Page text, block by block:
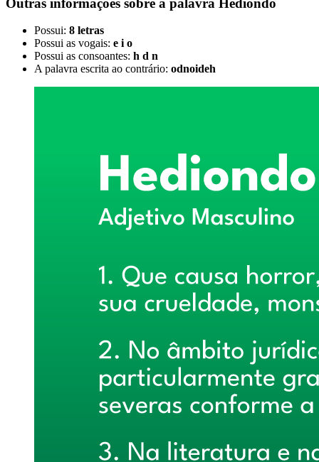
Possui: 8 letras
Possui as vogais: e i o
Possui as consoantes: h d n
A palavra escrita ao contrário: odnoideh